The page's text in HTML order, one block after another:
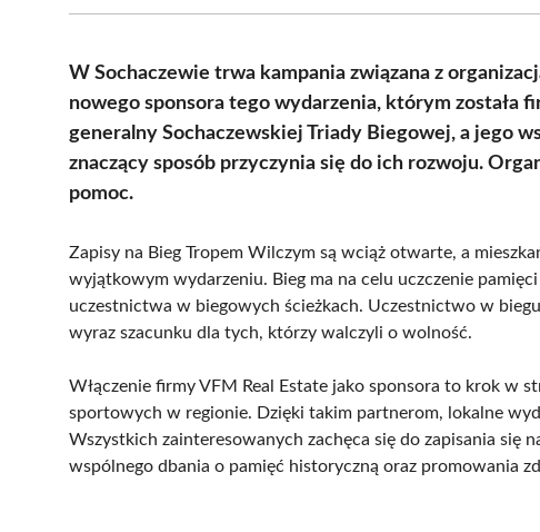
W Sochaczewie trwa kampania związana z
nowego sponsora tego wydarzenia, którym została
generalny Sochaczewskiej Triady Biegowej, a jego
znaczący sposób przyczynia się do ich rozwoju.
pomoc.
Zapisy na Bieg Tropem Wilczym są wciąż otwarte, a
wyjątkowym wydarzeniu. Bieg ma na celu uczczenie
uczestnictwa w biegowych ścieżkach. Uczestnictwo w
wyraz szacunku dla tych, którzy walczyli o wolność.
Włączenie firmy VFM Real Estate jako sponsora to krok w
sportowych w regionie. Dzięki takim partnerom, lokalne
Wszystkich zainteresowanych zachęca się do zapisania się
wspólnego dbania o pamięć historyczną oraz promowania